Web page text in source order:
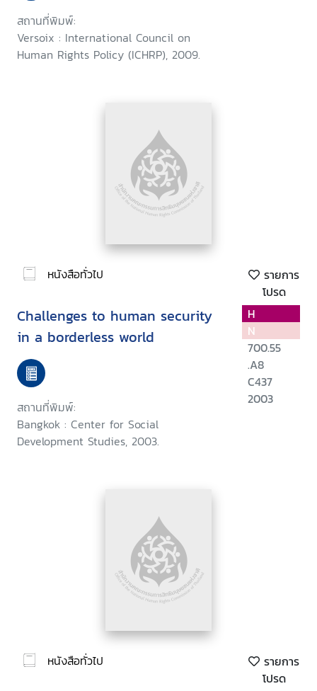
สถานที่พิมพ์:
Versoix : International Council on
Human Rights Policy (ICHRP), 2009.
หนังสือทั่วไป
รายการ
โปรด
Challenges to human security
in a borderless world
สถานที่พิมพ์:
Bangkok : Center for Social
Development Studies, 2003.
H
N
700.55
.A8
C437
2003
หนังสือทั่วไป
รายการ
โปรด